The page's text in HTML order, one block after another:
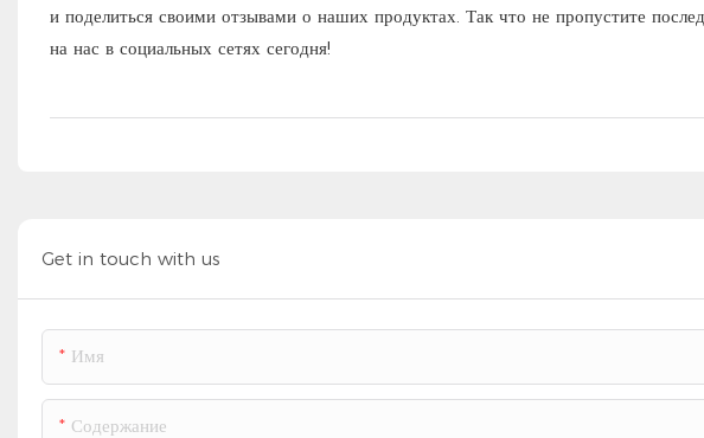
и поделиться своими отзывами о наших продуктах. Так что не пропустите
на нас в социальных сетях сегодня!
Get in touch with us
Имя
Содержание